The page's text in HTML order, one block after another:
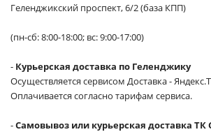
Геленджикский проспект, 6/2 (база КПП)
(пн-сб: 8:00-18:00; вс: 9:00-17:00)
- Курьерская доставка по Геленджику
Осуществляется сервисом Доставка -
Оплачивается согласно тарифам сервиса.
-Самовывоз или курьерская доставка ТК